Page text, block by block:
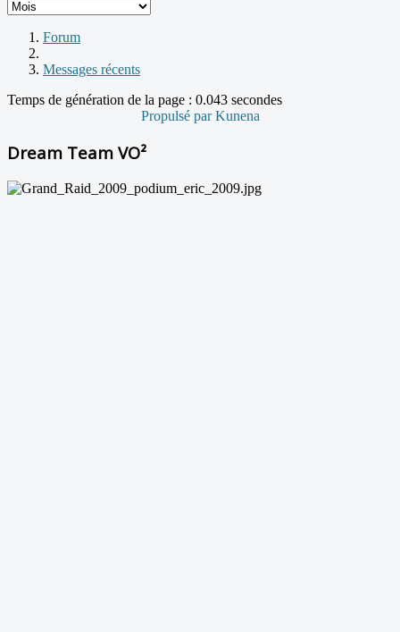
Forum
Messages récents
Temps de génération de la page : 0.043 secondes
Propulsé parKunena
Dream Team VO²